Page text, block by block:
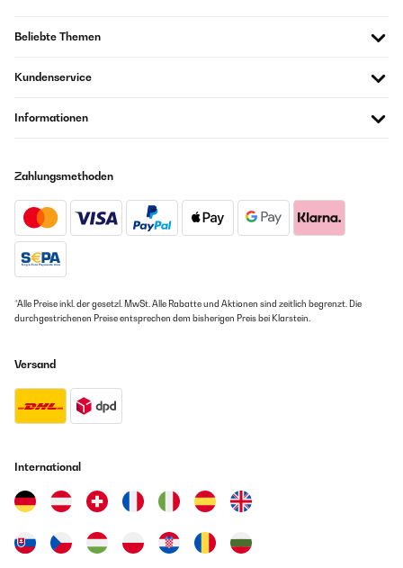
Beliebte Themen
Kundenservice
Informationen
Zahlungsmethoden
*Alle Preise inkl. der gesetzl. MwSt. Alle Rabatte und Aktionen sind zeitlich begrenzt. Die
durchgestrichenen Preise entsprechen dem bisherigen Preis bei Klarstein.
Versand
International